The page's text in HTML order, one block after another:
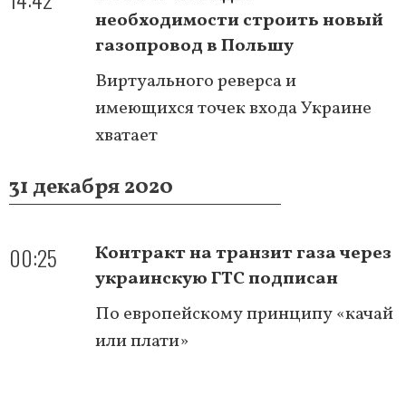
необходимости строить новый
газопровод в Польшу
Виртуального реверса и
имеющихся точек входа Украине
хватает
31 декабря 2020
00:25
Контракт на транзит газа через
украинскую ГТС подписан
По европейскому принципу «качай
или плати»